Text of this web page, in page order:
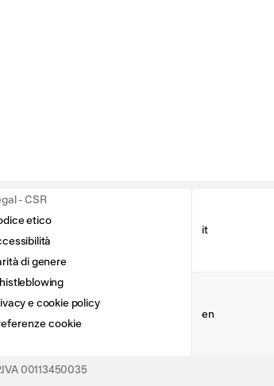
- CSR
etico
di genere
e cookie policy
cookie
it
en
00113450035